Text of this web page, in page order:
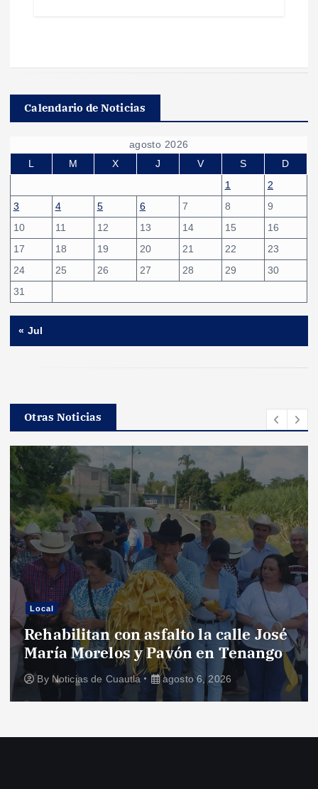
Calendario de Noticias
agosto 2026
L
M X J V S
D
1
2
3
4 5 6 7 8
9
10
11 12 13 14 15
16
17
18 19 20 21 22
23
24
25 26 27 28 29
30
31
« Jul
Otras Noticias
Local
Rehabilitan con asfalto la calle José
María Morelos y Pavón en Tenango
By Noticias de Cuautla agosto 6, 2026